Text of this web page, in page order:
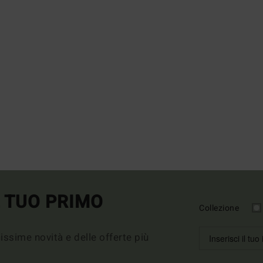
PRIMO
novità e delle offerte più
Collezione